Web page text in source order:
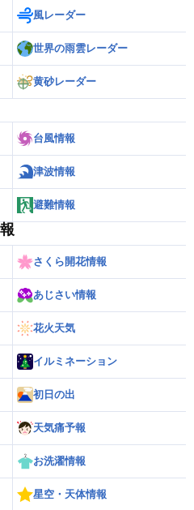
風レーダー
世界の雨雲レーダー
黄砂レーダー
台風情報
津波情報
避難情報
さくら開花情報
あじさい情報
花火天気
イルミネーション
初日の出
天気痛予報
お洗濯情報
星空・天体情報